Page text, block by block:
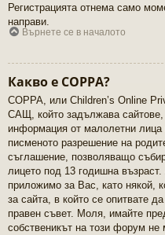
Регистрацията отнема само
направи.
Върнете се в началото
Какво е COPPA?
COPPA, или Children’s Online
САЩ, който задължава сайтове,
информация от малолетни
писменото разрешение на
съглашение, позволяващо
лицето под 13 годишна
приложимо за Вас, като някой,
за сайта, в който се опитвате
правен съвет. Моля, имайте
собственикът на този форум